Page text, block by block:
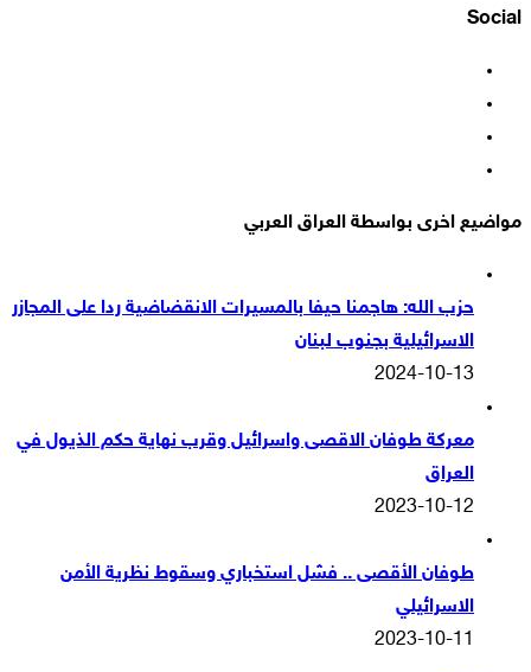
Social
مواضيع اخرى بواسطة العراق العربي
حزب الله: هاجمنا حيفا بالمسيرات الانقضاضية ردا على المجازر
الاسرائيلية بجنوب لبنان
2024-10-13
معركة طوفان الاقصى واسرائيل وقرب نهاية حكم الذيول في
العراق
2023-10-12
طوفان الأقصى .. فشل استخباري وسقوط نظرية الأمن
الاسرائيلي
2023-10-11